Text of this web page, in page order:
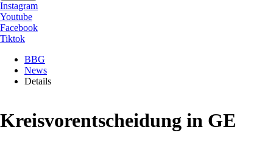
Instagram
Youtube
Facebook
Tiktok
BBG
News
Details
Kreisvorentscheidung in GE